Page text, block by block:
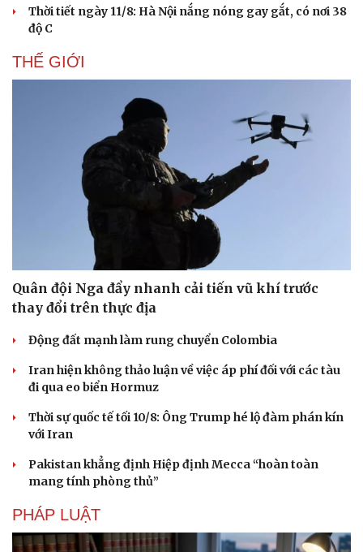
Thời tiết ngày 11/8: Hà Nội nắng nóng gay gắt, có nơi 38
độ C
THẾ GIỚI
Quân đội Nga đẩy nhanh cải tiến vũ khí trước
thay đổi trên thực địa
Động đất mạnh làm rung chuyển Colombia
Iran hiện không thảo luận về việc áp phí đối với các tàu
đi qua eo biển Hormuz
Thời sự quốc tế tối 10/8: Ông Trump hé lộ đàm phán kín
với Iran
Pakistan khẳng định Hiệp định Mecca “hoàn toàn
mang tính phòng thủ”
PHÁP LUẬT